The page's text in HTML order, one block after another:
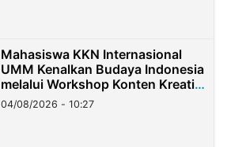
Mahasiswa KKN Internasional
UMM Kenalkan Budaya Indonesia
melalui Workshop Konten Kreatif
di Taiwan
04/08/2026 - 10:27